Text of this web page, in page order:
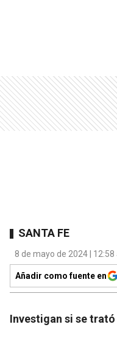
SANTA FE
8 de mayo de 2024 |
Añadir como fuente en
Investigan si se